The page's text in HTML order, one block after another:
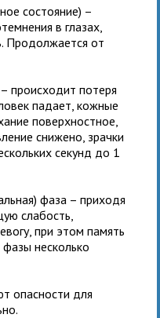
состояние) –
в глазах,
Продолжается от
происходит потеря
падает, кожные
поверхностное,
снижено, зрачки
секунд до 1
фаза – приходя
слабость,
при этом память
несколько
опасности для